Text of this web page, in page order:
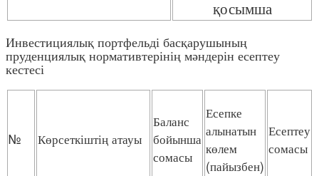
қосымша
Инвестициялық портфельді басқарушының
пруденциялық нормативтерінің мәндерін есептеу
кестесі
№ Көрсеткіштің атауы
Баланс
бойынша
сомасы
Есепке
алынатын
көлем
(пайызбен)
Есептеу
сомасы